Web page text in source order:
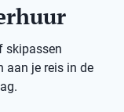
skipassen
aan je reis in de